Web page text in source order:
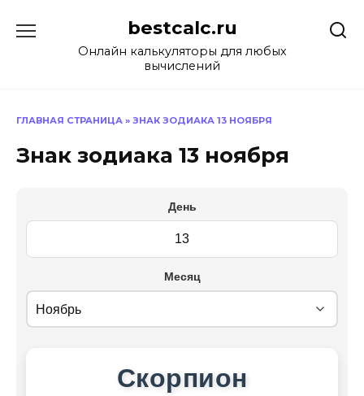
содержанию
bestcalc.ru
Онлайн калькуляторы для любых
вычислений
ГЛАВНАЯ СТРАНИЦА » ЗНАК ЗОДИАКА 13 НОЯБРЯ
Знак зодиака 13 ноября
День
Месяц
Скорпион